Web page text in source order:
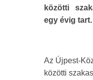
közötti
egy évig tart.
Az Újpest-
közötti